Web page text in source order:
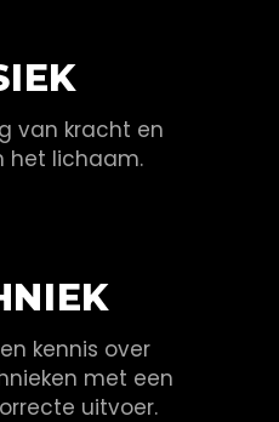
van kracht en
het lichaam.
kennis over
met een
uitvoer.